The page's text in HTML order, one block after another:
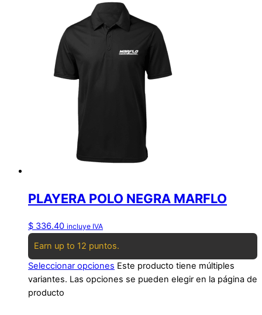
PLAYERA POLO NEGRA MARFLO
$ 336.40 incluye IVA
Earn up to 12 puntos.
Seleccionar opciones Este producto tiene múltiples
variantes. Las opciones se pueden elegir en la página de
producto